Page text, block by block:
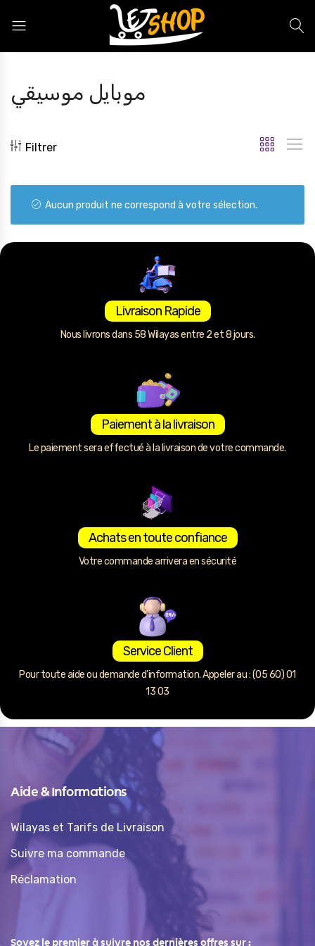
موبايل موسيقي
Filtrer
Aucun produit ne correspond à votre sélection.
Livraison Rapide
Nous livrons dans 58 Wilayas entre 2 et 8 jours.
Paiement à la livraison
Le paiement sera effectué à la livraison de votre commande.
Achats en toute confiance
Votre commande arrivera en sécurité
Service Client
Pour toute aide ou demande d’information. Appeler au : (05 60) 01
13 03
Aide & Informations
Wilayas et Tarifs de Livraison
Suivre ma commande
Réclamation
Soyez le premier à suivre nos dernières offres sur :